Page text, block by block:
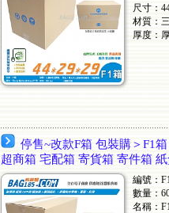
尺寸：
材質：
厚度：
停售~改款F箱 包裝購＞F1
超商箱 宅配箱 寄貨箱 寄件箱
編號：
數量：
名稱：